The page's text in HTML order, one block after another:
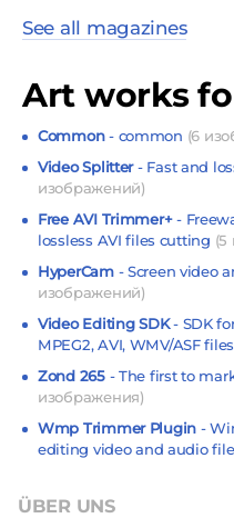
See all magazines
Art works
Common- common (6
Video Splitter- Fast and
изображений)
Free AVI Trimmer+-
lossless AVI files cutting (5
HyperCam- Screen video
изображений)
Video Editing SDK- SDK
MPEG2, AVI, WMV/ASF files
Zond 265- The first to
изображения)
Wmp Trimmer Plugin -
editing video and audio
ÜBER UNS